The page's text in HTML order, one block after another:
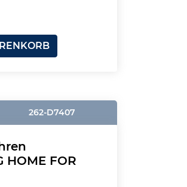
262-D7407
HOME FOR